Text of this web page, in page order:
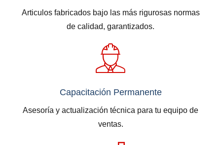
Articulos fabricados bajo las más rigurosas normas
de calidad, garantizados.
Capacitación Permanente
Asesoría y actualización técnica para tu equipo de
ventas.